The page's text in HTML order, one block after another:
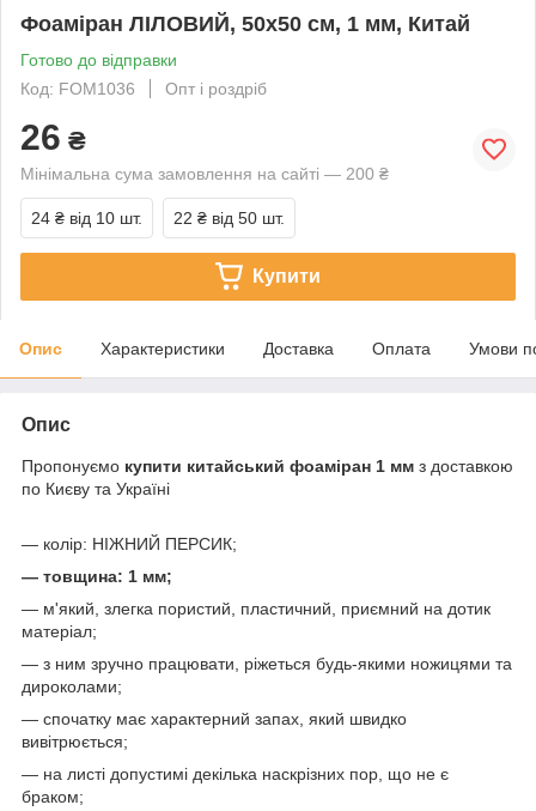
Фоаміран ЛІЛОВИЙ, 50x50 см, 1 мм, Китай
Готово до відправки
Код: FOM1036
Опт і роздріб
26 ₴
Мінімальна сума замовлення на сайті — 200 ₴
24 ₴ від 10 шт. 22 ₴ від 50 шт.
Купити
Опис Характеристики Доставка Оплата Умови
Опис
Пропонуємо купити китайський фоаміран 1 мм з доставкою
по Києву та Україні
— колір: НІЖНИЙ ПЕРСИК;
— товщина: 1 мм;
— м'який, злегка пористий, пластичний, приємний на дотик
матеріал;
— з ним зручно працювати, ріжеться будь-якими ножицями та
дироколами;
— спочатку має характерний запах, який швидко
вивітрюється;
— на листі допустимі декілька наскрізних пор, що не є
браком;